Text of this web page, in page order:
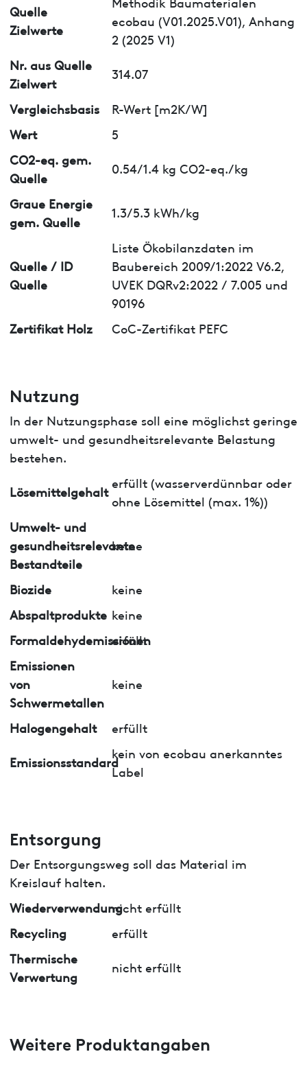
Quelle
Zielwerte
ecobau (V01.2025.V01), Anhang
2 (2025 V1)
Nr. aus Quelle
Zielwert
314.07
Vergleichsbasis
R-Wert [m2K/W]
Wert
5
CO2-eq. gem.
Quelle
0.54/1.4 kg CO2-eq./kg
Graue Energie
gem. Quelle
1.3/5.3 kWh/kg
Quelle / ID
Quelle
Liste Ökobilanzdaten im
Baubereich 2009/1:2022 V6.2,
UVEK DQRv2:2022 / 7.005 und
90196
Zertifikat Holz
CoC-Zertifikat PEFC
Nutzung
In der Nutzungsphase soll eine möglichst geringe
umwelt- und gesundheitsrelevante Belastung
bestehen.
Lösemittelgehalt
erfüllt (wasserverdünnbar oder
ohne Lösemittel (max. 1%))
Umwelt- und
gesundheitsrelevante
Bestandteile
keine
Biozide
keine
Abspaltprodukte keine
Formaldehydemissionen
erfüllt
Emissionen
von
Schwermetallen
keine
Halogengehalt erfüllt
Emissionsstandard
kein von ecobau anerkanntes
Label
Entsorgung
Der Entsorgungsweg soll das Material im
Kreislauf halten.
Wiederverwendungnicht erfüllt
Recycling
erfüllt
Thermische
Verwertung
nicht erfüllt
Weitere Produktangaben